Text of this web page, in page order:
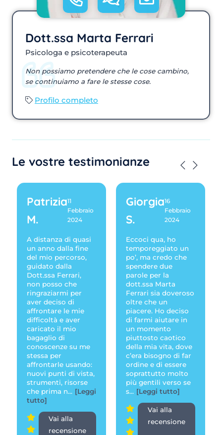
Dott.ssa Marta Ferrari
Psicologa e psicoterapeuta
Non possiamo pretendere che le cose cambino,
se continuiamo a fare le stesse cose.
Profilo completo
Le vostre testimonianze
Patrizia
M.
11
Febbraio
2024
A distanza di quasi
un anno dalla fine
del mio percorso,
guidato dalla
Dott.ssa Ferrari,
non posso che
ringraziarmi per
aver deciso di
affrontare le mie
difficoltà e aver
caricato il mio
bagaglio di
conoscenze su me
stessa per
affrontarle usando:
nuovi punti di vista,
strumenti, risorse
che prima n... [Leggi
tutto]
Vai alla
recensione
Giorgia
S.
16
Febbraio
2024
Eccoci qua, ho
temporeggiato un
po’, ma credo che
spendere due
parole per la
dott.ssa Marta
Ferrari sia doveroso
oltre che un
piacere. Ho deciso
di farmi aiutare in
un momento
piuttosto caotico
della mia vita, dove
c’era bisogno di far
ordine e di essere
soprattutto molto
più gentili verso se
s... [Leggi tutto]
Vai alla
recensione